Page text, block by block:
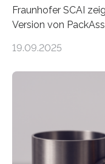
Fraunhofer SCAI
Version von
Automobil,
Teile als eine
der Benutzer
über die
besser in
einzubinden. Sankt
19.09.2025